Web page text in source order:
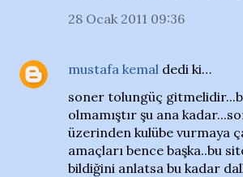
28 Ocak 2011 09:36
mustafa kemal dedi ki…
soner tolungüç
olmamıştır şu ana
üzerinden kulübe vurmaya
amaçları bence başka..bu
bildiğini anlatsa bu kadar